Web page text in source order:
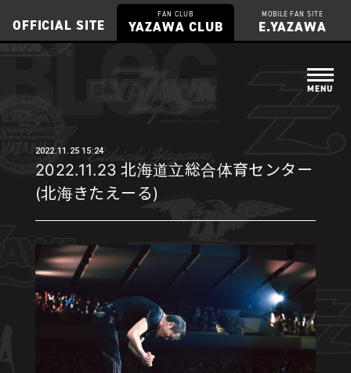
OFFICIAL SITE
FAN CLUB
YAZAWA CLUB
MOBILE FAN SITE
E.YAZAWA
2022.11.25 15:24
2022.11.23 北海道立総合体育センター
(北海きたえーる)